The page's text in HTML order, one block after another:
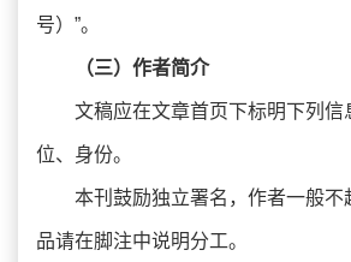
号）”。
（三）作者简介
文稿应在文章首页下标明下列信
位、身份。
本刊鼓励独立署名，作者一般不
品请在脚注中说明分工。